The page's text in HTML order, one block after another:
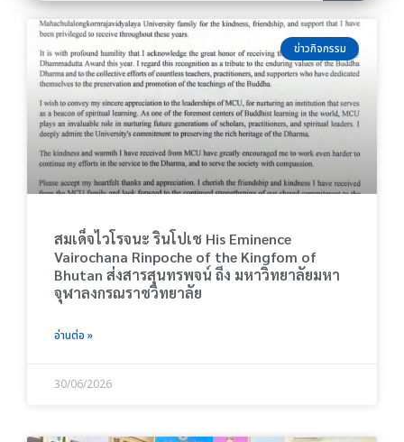
c
h
ข่าวกิจกรรม
สมเด็จไวโรจนะ รินโปเช His Eminence
Vairochana Rinpoche of the Kingfom of
Bhutan ส่งสารสุนทรพจน์ ถึง มหาวิทยาลัยมหา
จุฬาลงกรณราชวิทยาลัย
อ่านต่อ »
30/06/2026
P
a
g
e
P
a
g
e
P
g
e
P
g
e
P
a
g
e